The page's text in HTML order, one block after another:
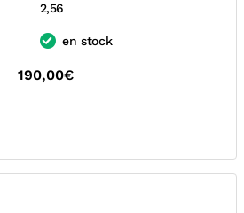
2,56
en stock
190,00€